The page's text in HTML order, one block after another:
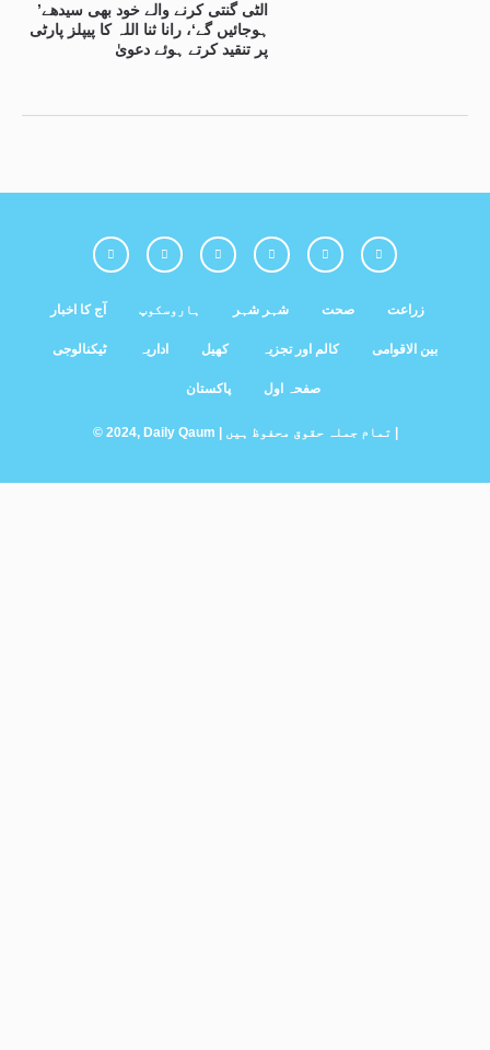
’الٹی گنتی کرنے والے خود بھی سیدھے
ہوجائیں گے‘، رانا ثنا اللہ کا پیپلز پارٹی
پر تنقید کرتے ہوئے دعویٰ
آج کا اخبار ہاروسکوپ شہر شہر صحت زراعت
ٹیکنالوجی اداریہ کھیل کالم اور تجزیہ بین الاقوامی
پاکستان صفحہ اول